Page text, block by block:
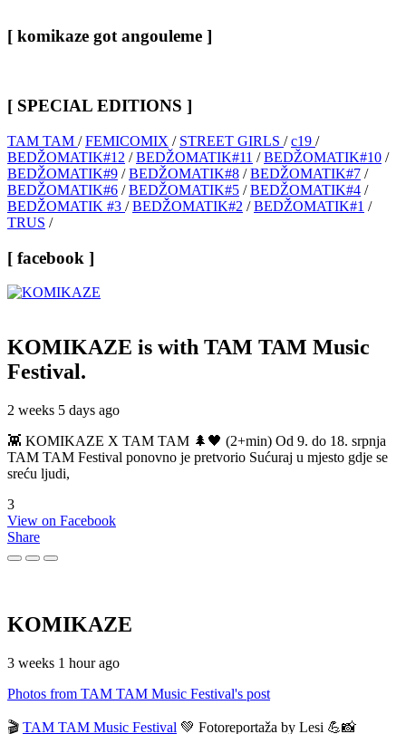
[ komikaze got angouleme ]
[ SPECIAL EDITIONS ]
TAM TAM /FEMICOMIX / STREET GIRLS /c19 /
BEDŽOMATIK#12 /BEDŽOMATIK#11 /BEDŽOMATIK#10 /
BEDŽOMATIK#9 /BEDŽOMATIK#8 /BEDŽOMATIK#7 /
BEDŽOMATIK#6 /BEDŽOMATIK#5 /BEDŽOMATIK#4 /
BEDŽOMATIK #3 /BEDŽOMATIK#2 /BEDŽOMATIK#1 /
TRUS /
[ facebook ]
KOMIKAZE is with TAM TAM Music
Festival.
2 weeks 5 days ago
👾 KOMIKAZE X TAM TAM 🌲🖤 (2+min) Od 9. do 18. srpnja
TAM TAM Festival ponovno je pretvorio Sućuraj u mjesto gdje se
sreću ljudi,
3
View on Facebook
Share
KOMIKAZE
3 weeks 1 hour ago
Photos from TAM TAM Music Festival's post
🎬 TAM TAM Music Festival 💚 Fotoreportaža by Lesi 💪📸